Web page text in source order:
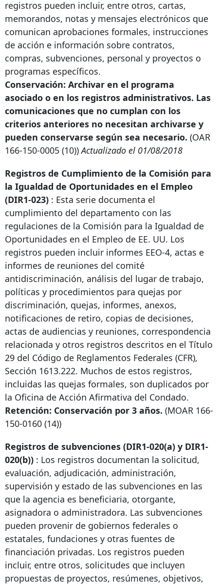
registros pueden incluir, entre otros, cartas,
memorandos, notas y mensajes electrónicos que
comunican aprobaciones formales, instrucciones
de acción e información sobre contratos,
compras, subvenciones, personal y proyectos o
programas específicos.
Conservación: Archivar en el programa
asociado o en los registros administrativos. Las
comunicaciones que no cumplan con los
criterios anteriores no necesitan archivarse y
pueden conservarse según sea necesario. (OAR
166-150-0005 (10))Actualizado el 01/08/2018
Registros de Cumplimiento de la Comisión para
la Igualdad de Oportunidades en el Empleo
(DIR1-023) : Esta serie documenta el
cumplimiento del departamento con las
regulaciones de la Comisión para la Igualdad de
Oportunidades en el Empleo de EE. UU. Los
registros pueden incluir informes EEO-4, actas e
informes de reuniones del comité
antidiscriminación, análisis del lugar de trabajo,
políticas y procedimientos para quejas por
discriminación, quejas, informes, anexos,
notificaciones de retiro, copias de decisiones,
actas de audiencias y reuniones, correspondencia
relacionada y otros registros descritos en el Título
29 del Código de Reglamentos Federales (CFR),
Sección 1613.222. Muchos de estos registros,
incluidas las quejas formales, son duplicados por
la Oficina de Acción Afirmativa del Condado.
Retención: Conservación por 3 años. (MOAR 166-
150-0160 (14))
Registros de subvenciones (DIR1-020(a) y DIR1-
020(b)) : Los registros documentan la solicitud,
evaluación, adjudicación, administración,
supervisión y estado de las subvenciones en las
que la agencia es beneficiaria, otorgante,
asignadora o administradora. Las subvenciones
pueden provenir de gobiernos federales o
estatales, fundaciones y otras fuentes de
financiación privadas. Los registros pueden
incluir, entre otros, solicitudes que incluyen
propuestas de proyectos, resúmenes, objetivos,